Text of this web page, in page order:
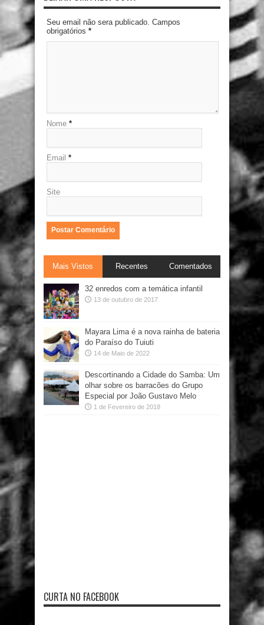
Seu email não sera publicado. Campos
obrigatórios *
Nome *
Email *
Site
Mais Vistos Recentes Comentados
32 enredos com a temática infantil
13 de outubro de 2017
Mayara Lima é a nova rainha de bateria
do Paraíso do Tuiuti
14 de Maio de 2022
Descortinando a Cidade do Samba: Um
olhar sobre os barracões do Grupo
Especial por João Gustavo Melo
1 de Fevereiro de 2018
CURTA NO FACEBOOK